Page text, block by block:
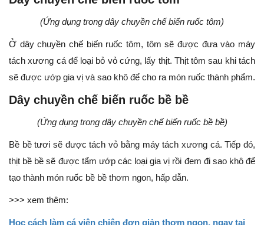
(Ứng dụng trong dây chuyền chế biến ruốc tôm)
Ở dây chuyền chế biến ruốc tôm, tôm sẽ được đưa vào máy
tách xương cá để loại bỏ vỏ cứng, lấy thịt. Thịt tôm sau khi tách
sẽ được ướp gia vị và sao khô để cho ra món ruốc thành phẩm.
Dây chuyền chế biến ruốc bề bề
(Ứng dụng trong dây chuyền chế biến ruốc bề bề)
Bề bề tươi sẽ được tách vỏ bằng máy tách xương cá. Tiếp đó,
thịt bề bề sẽ được tẩm ướp các loại gia vị rồi đem đi sao khô để
tạo thành món ruốc bề bề thơm ngon, hấp dẫn.
>>> xem thêm:
Học cách làm cá viên chiên đơn giản thơm ngon, ngay tại